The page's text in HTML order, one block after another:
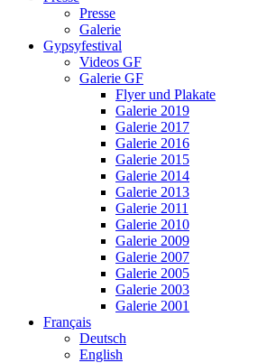
Presse
Galerie
Gypsyfestival
Videos GF
Galerie GF
Flyer und Plakate
Galerie 2019
Galerie 2017
Galerie 2016
Galerie 2015
Galerie 2014
Galerie 2013
Galerie 2011
Galerie 2010
Galerie 2009
Galerie 2007
Galerie 2005
Galerie 2003
Galerie 2001
Français
Deutsch
English